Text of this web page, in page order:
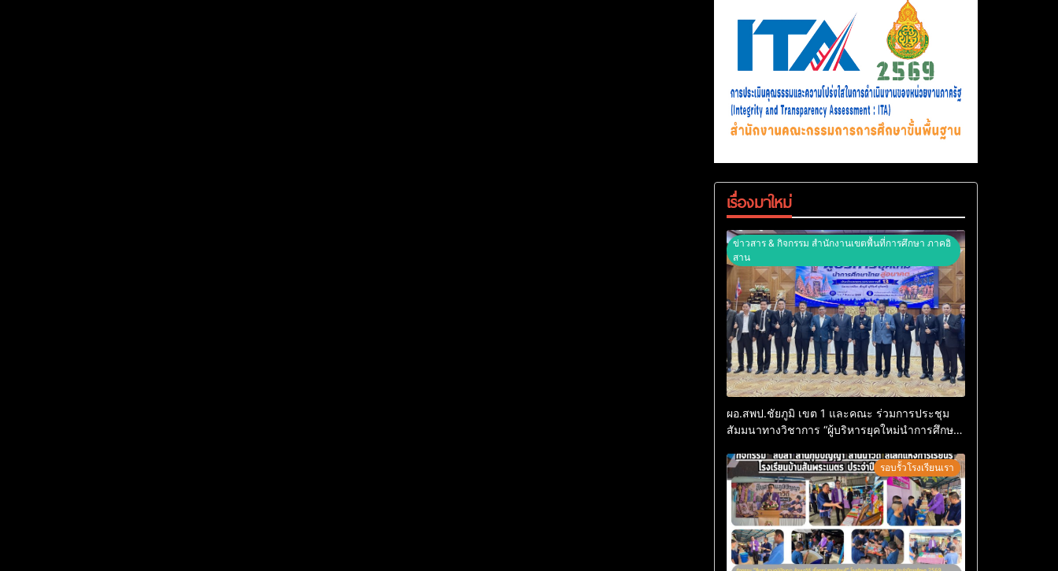
เรื่องมาใหม่
ข่าวสาร & กิจกรรม สำนักงานเขตพื้นที่การศึกษา ภาคอิ
สาน
ผอ.สพป.ชัยภูมิ เขต 1 และคณะ ร่วมการประชุม
สัมมนาทางวิชาการ “ผู้บริหารยุคใหม่นำการศึกษา
รอบรั้วโรงเรียนเรา